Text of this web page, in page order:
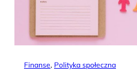
Finanse, Polityka społeczna